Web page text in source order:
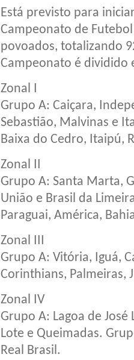
Está previsto para
Campeonato de
povoados, totalizando
Campeonato é dividido
Zonal I
Grupo A: Caiçara,
Sebastião, Malvinas e
Baixa do Cedro, Itaipú,
Zonal II
Grupo A: Santa Marta,
União e Brasil da
Paraguai, América,
Zonal III
Grupo A: Vitória, Iguá,
Corinthians, Palmeiras,
Zonal IV
Grupo A: Lagoa de José
Lote e Queimadas.
Real Brasil.